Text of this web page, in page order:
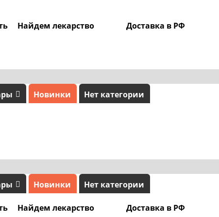
Найдем лекарство Доставка в РФ
Новинки Нет категории
Новинки Нет категории
Найдем лекарство Доставка в РФ